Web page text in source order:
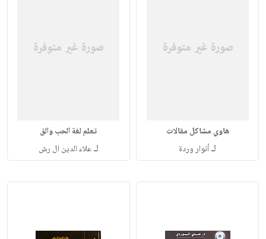
هاوي مشاكل مقالات
لـأنوار وردة
تعلم لغة الحب والق
لـعلاء الدين ال رش